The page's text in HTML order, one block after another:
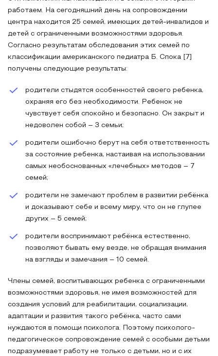
работаем. На сегодняшний день на сопровождении
центра находится 25 семей, имеющих детей-инвалидов и
детей с ограниченными возможностями здоровья.
Согласно результатам обследования этих семей по
классификации американского педиатра Б. Спока [7]
получены следующие результаты:
родители стыдятся особенностей своего ребенка,
охраняя его без необходимости. Ребенок не
чувствует себя спокойно и безопасно. Он закрыт и
недоволен собой – 3 семьи;
родители ошибочно берут на себя ответственность
за состояние ребенка, настаивая на использовании
самых необоснованных «лечебных» методов – 7
семей;
родители не замечают проблем в развитии ребёнка
и доказывают себе и всему миру, что он не глупее
других – 5 семей;
родители воспринимают ребёнка естественно,
позволяют бывать ему везде, не обращая внимания
на взгляды и замечания – 10 семей.
Члены семей, воспитывающих ребенка с ограниченными
возможностями здоровья, не имея возможностей для
создания условий для реабилитации, социализации,
адаптации и развития такого ребёнка, часто сами
нуждаются в помощи психолога. Поэтому психолого-
педагогическое сопровождение семей с особыми детьми
подразумевает работу не только с детьми, но и с их